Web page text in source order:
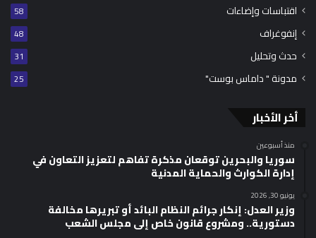
اقتباسات وإضاءات 58
إنفوغراف 48
حدث وتحليل 31
مدونة " داماس بوست" 25
أخر الأخبار
منذ أسبوعين
سوريا والبحرين توقعان مذكرة تفاهم لتعزيز التعاون في
إدارة الكوارث والحماية المدنية
يونيو 30, 2026
وزير العدل: إنكار جرائم النظام البائد أو تبريرها مخالفة
دستورية.. ومشروع قانون خاص إلى مجلس الشعب